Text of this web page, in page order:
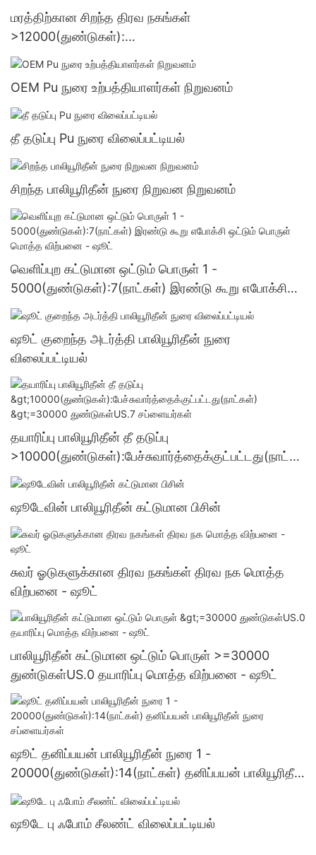
மரத்திற்கான சிறந்த திரவ நகங்கள்
>12000(துண்டுகள்):
பேச்சுவார்த்தைக்குட்பட்டவை(நாட்கள்) >=30000
துண்டுகள்US72 உற்பத்தியாளர்கள்
OEM Pu நுரை உற்பத்தியாளர்கள் நிறுவனம்
தீ தடுப்பு Pu நுரை விலைப்பட்டியல்
சிறந்த பாலியூரிதீன் நுரை நிறுவன நிறுவனம்
வெளிப்புற கட்டுமான ஒட்டும் பொருள் 1 -
5000(துண்டுகள்):7(நாட்கள்) இரண்டு கூறு எபோக்சி
ஒட்டும் பொருள் மொத்த விற்பனை - ஷூட்
ஷூட் குறைந்த அடர்த்தி பாலியூரிதீன் நுரை
விலைப்பட்டியல்
தயாரிப்பு பாலியூரிதீன் தீ தடுப்பு
>10000(துண்டுகள்):பேச்சுவார்த்தைக்குட்பட்டது(நாட்க
ள்) >=30000 துண்டுகள்US.7 சப்ளையர்கள்
ஷூடேவின் பாலியூரிதீன் கட்டுமான பிசின்
சுவர் ஓடுகளுக்கான திரவ நகங்கள் திரவ நக மொத்த
விற்பனை - ஷூட்
பாலியூரிதீன் கட்டுமான ஒட்டும் பொருள் >=30000
துண்டுகள்US.0 தயாரிப்பு மொத்த விற்பனை - ஷூட்
ஷூட் தனிப்பயன் பாலியூரிதீன் நுரை 1 -
20000(துண்டுகள்):14(நாட்கள்) தனிப்பயன் பாலியூரிதீன்
நுரை சப்ளையர்கள்
ஷூடே பு ஃபோம் சீலண்ட் விலைப்பட்டியல்